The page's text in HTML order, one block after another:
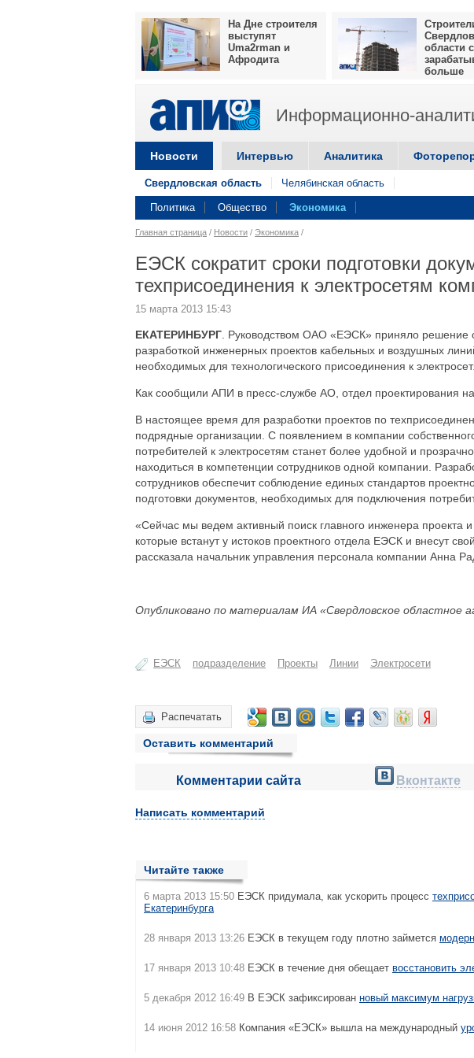
На Дне строителя
выступят
Uma2rman и
Афродита
области
больше
Информационно-
Новости Интервью Аналитика
Свердловская область Челябинская область
Политика Общество Экономика
Главная страница / Новости / Экономика /
ЕЭСК сократит сроки подготовки
техприсоединения к электросетям
15 марта 2013 15:43
ЕКАТЕРИНБУРГ . Руководством ОАО «ЕЭСК» приняло решение
разработкой инженерных проектов кабельных и воздушных
необходимых для технологического присоединения к
Как сообщили АПИ в пресс-службе АО, отдел проектирования
В настоящее время для разработки проектов по
подрядные организации. С появлением в компании
потребителей к электросетям станет более удобной и
находиться в компетенции сотрудников одной компании.
сотрудников обеспечит соблюдение единых стандартов
подготовки документов, необходимых для подключения
«Сейчас мы ведем активный поиск главного инженера проекта
которые встанут у истоков проектного отдела ЕЭСК и внесут
рассказала начальник управления персонала компании Анна
Опубликовано по материалам ИА «Свердловское областное
ЕЭСК подразделение Проекты Линии Электросети
Распечатать
Оставить комментарий
Комментарии сайта Вконтакте
Написать комментарий
Читайте также
6 марта 2013 15:50 ЕЭСК придумала, как ускорить процесс
Екатеринбурга
28 января 2013 13:26 ЕЭСК в текущем году плотно займется
17 января 2013 10:48 ЕЭСК в течение дня обещает восстановить
5 декабря 2012 16:49 В ЕЭСК зафиксирован новый максимум
14 июня 2012 16:58 Компания «ЕЭСК» вышла на международный